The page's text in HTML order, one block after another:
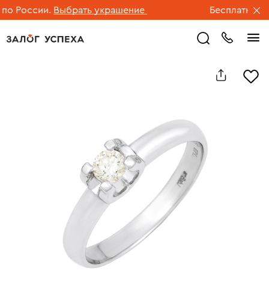
России. Выбрать украшение Бесплатная